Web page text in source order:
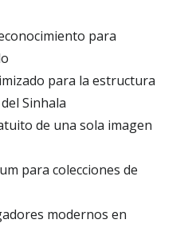
para
para la estructura
Sinhala
de una sola imagen
para colecciones de
modernos en